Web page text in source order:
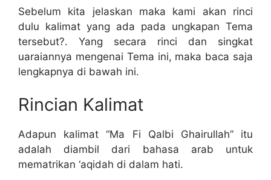
Sebelum kita jelaskan maka kami akan rinci
dulu kalimat yang ada pada ungkapan Tema
tersebut?. Yang secara rinci dan singkat
uaraiannya mengenai Tema ini, maka baca saja
lengkapnya di bawah ini.
Rincian Kalimat
Adapun kalimat “Ma Fi Qalbi Ghairullah” itu
adalah diambil dari bahasa arab untuk
mematrikan ‘aqidah di dalam hati.